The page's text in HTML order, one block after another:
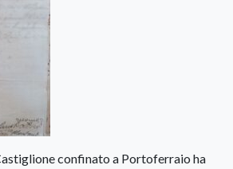
confinato a Portoferraio ha